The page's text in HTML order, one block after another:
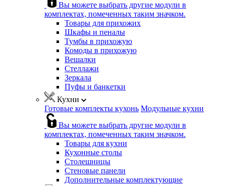
Вы можете выбрать другие модули в
комплектах, помеченных таким значком.
Товары для прихожих
Шкафы и пеналы
Тумбы в прихожую
Комоды в прихожую
Вешалки
Стеллажи
Зеркала
Пуфы и банкетки
Кухни
Готовые комплекты кухонь Модульные кухни
Вы можете выбрать другие модули в
комплектах, помеченных таким значком.
Товары для кухни
Кухонные столы
Столешницы
Стеновые панели
Дополнительные комплектующие